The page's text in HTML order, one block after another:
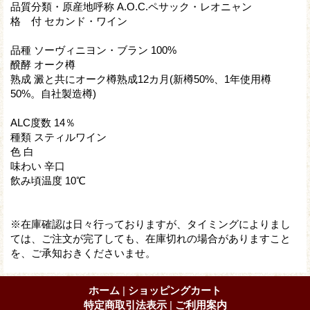
品質分類・原産地呼称 A.O.C.ペサック・レオニャン
格 付 セカンド・ワイン
品種 ソーヴィニヨン・ブラン 100%
醗酵 オーク樽
熟成 澱と共にオーク樽熟成12カ月(新樽50%、1年使用樽
50%。自社製造樽)
ALC度数 14％
種類 スティルワイン
色 白
味わい 辛口
飲み頃温度 10℃
※在庫確認は日々行っておりますが、タイミングによりまし
ては、ご注文が完了しても、在庫切れの場合がありますこと
を、ご承知おきくださいませ。
ホーム | ショッピングカート
特定商取引法表示 | ご利用案内